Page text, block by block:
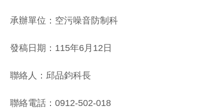
承辦單位：空污噪音防制科
發稿日期：115年6月12日
聯絡人：邱品鈞科長
聯絡電話：0912-502-018